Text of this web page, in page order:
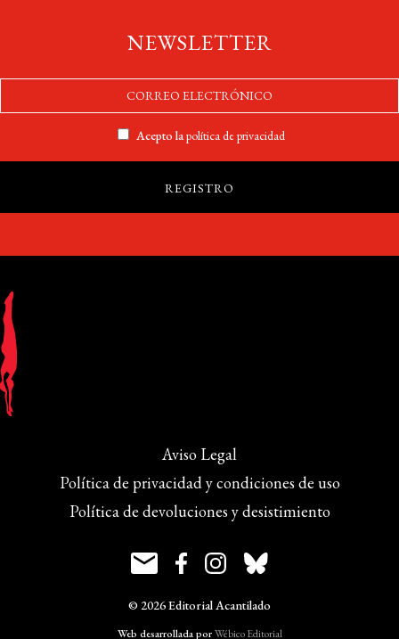
NEWSLETTER
Acepto lapolítica de privacidad
Aviso Legal
Política de privacidad y condiciones de uso
Política de devoluciones y desistimiento
© 2026 Editorial Acantilado
Web desarrollada porWébico Editorial